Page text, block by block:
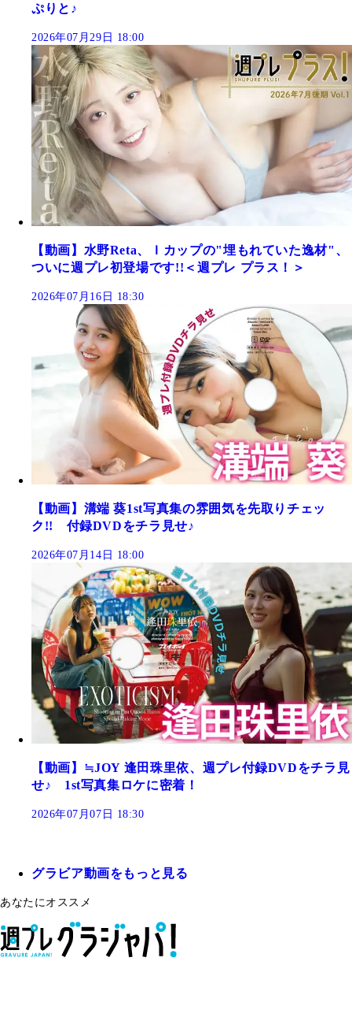
ぷりと♪
2026年07月29日 18:00
【動画】水野Reta、Ｉカップの"埋もれていた逸材"、
ついに週プレ初登場です!!＜週プレ プラス！＞
2026年07月16日 18:30
【動画】溝端 葵1st写真集の雰囲気を先取りチェッ
ク!! 付録DVDをチラ見せ♪
2026年07月14日 18:00
【動画】≒JOY 逢田珠里依、週プレ付録DVDをチラ見
せ♪ 1st写真集ロケに密着！
2026年07月07日 18:30
グラビア動画をもっと見る
あなたにオススメ